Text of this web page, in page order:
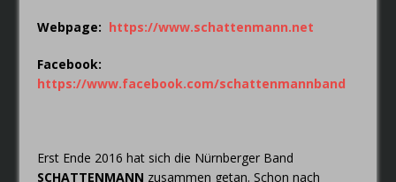
Webpage: https://www.schattenmann.net
Facebook:
https://www.facebook.com/schattenmannband
Erst Ende 2016 hat sich die Nürnberger Band
SCHATTENMANN zusammen getan. Schon nach